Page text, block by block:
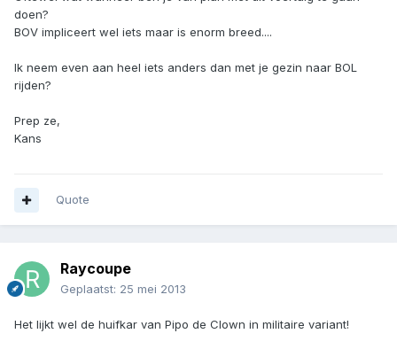
doen?
BOV impliceert wel iets maar is enorm breed....
Ik neem even aan heel iets anders dan met je gezin naar BOL
rijden?
Prep ze,
Kans
Quote
Raycoupe
Geplaatst: 25 mei 2013
Het lijkt wel de huifkar van Pipo de Clown in militaire variant!